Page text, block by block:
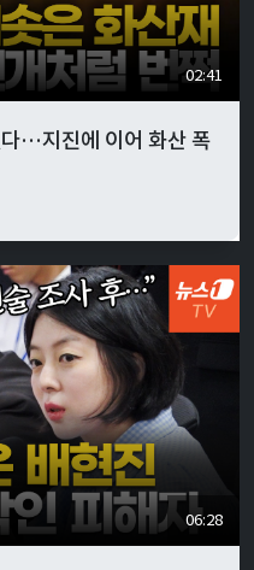
02:41
…지진에 이어 화산 폭
06:28